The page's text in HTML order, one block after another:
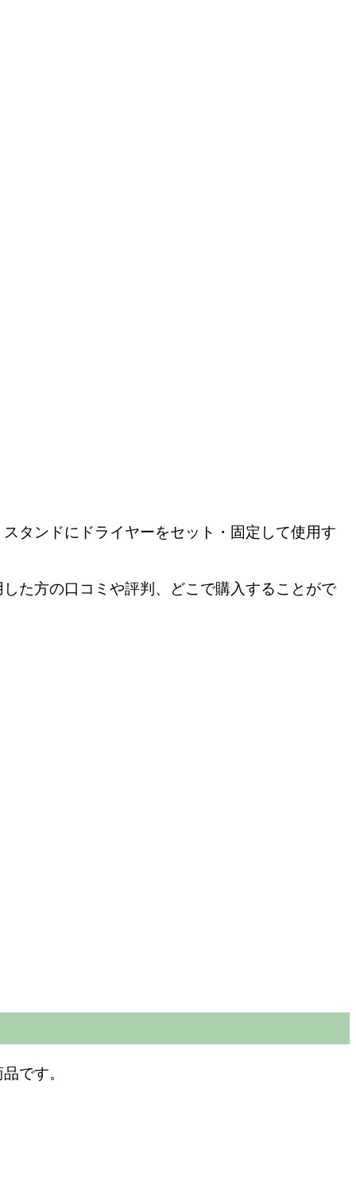
タンドにドライヤーをセット・固定して使用す
た方の口コミや評判、どこで購入することがで
です。